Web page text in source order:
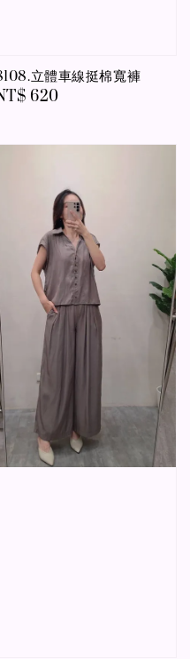
立體車線挺棉寬褲
620